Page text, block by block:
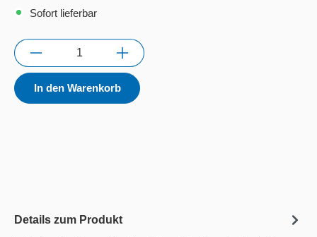
Sofort lieferbar
Anzahl
In den Warenkorb
Details zum Produkt